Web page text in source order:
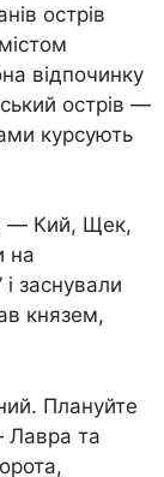
острів
відпочинку
острів —
курсують
— Кий, Щек,
на
заснували
князем,
Плануйте
Лавра та